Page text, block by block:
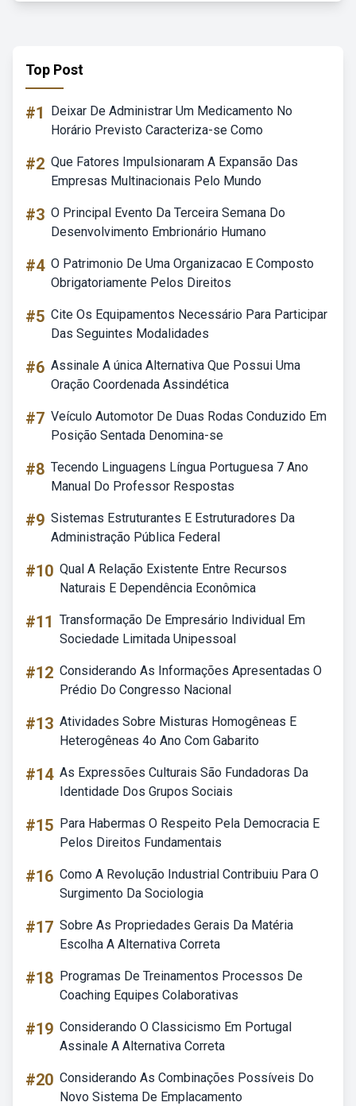
Top Post
#1
Deixar De Administrar Um Medicamento No
Horário Previsto Caracteriza-se Como
#2 Que Fatores Impulsionaram A Expansão Das
Empresas Multinacionais Pelo Mundo
#3 O Principal Evento Da Terceira Semana Do
Desenvolvimento Embrionário Humano
#4 O Patrimonio De Uma Organizacao E Composto
Obrigatoriamente Pelos Direitos
#5 Cite Os Equipamentos Necessário Para Participar
Das Seguintes Modalidades
#6 Assinale A única Alternativa Que Possui Uma
Oração Coordenada Assindética
#7 Veículo Automotor De Duas Rodas Conduzido Em
Posição Sentada Denomina-se
#8 Tecendo Linguagens Língua Portuguesa 7 Ano
Manual Do Professor Respostas
#9 Sistemas Estruturantes E Estruturadores Da
Administração Pública Federal
#10 Qual A Relação Existente Entre Recursos
Naturais E Dependência Econômica
#11 Transformação De Empresário Individual Em
Sociedade Limitada Unipessoal
#12 Considerando As Informações Apresentadas O
Prédio Do Congresso Nacional
#13 Atividades Sobre Misturas Homogêneas E
Heterogêneas 4o Ano Com Gabarito
#14 As Expressões Culturais São Fundadoras Da
Identidade Dos Grupos Sociais
#15 Para Habermas O Respeito Pela Democracia E
Pelos Direitos Fundamentais
#16 Como A Revolução Industrial Contribuiu Para O
Surgimento Da Sociologia
#17 Sobre As Propriedades Gerais Da Matéria
Escolha A Alternativa Correta
#18 Programas De Treinamentos Processos De
Coaching Equipes Colaborativas
#19 Considerando O Classicismo Em Portugal
Assinale A Alternativa Correta
#20 Considerando As Combinações Possíveis Do
Novo Sistema De Emplacamento